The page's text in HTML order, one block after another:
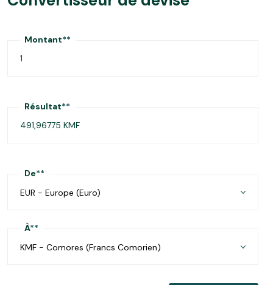
Montant**
Résultat**
De**
EUR - Europe (Euro)
À**
KMF - Comores (Francs Comorien)